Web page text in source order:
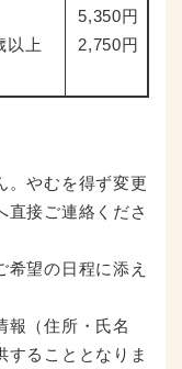
以上
5,350円
2,750円
。やむを得ず変更
直接ご連絡くださ
望の日程に添え
報（住所・氏名
することとなりま